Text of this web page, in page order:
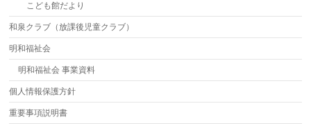
こども館だより
和泉クラブ（放課後児童クラブ）
明和福祉会
明和福祉会 事業資料
個人情報保護方針
重要事項説明書